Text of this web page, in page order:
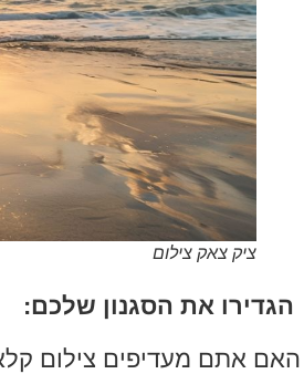
ציק צאק צילום
הגדירו את הסגנון שלכם:
האם אתם מעדיפים צילום